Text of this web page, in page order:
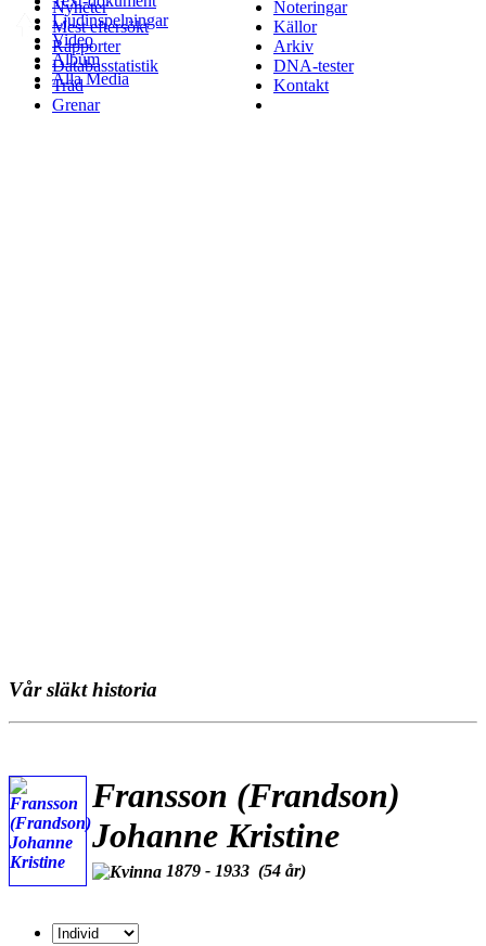
Ljudinspelningar
Video
Album
Alla Media
Nyheter
Mest eftersökt
Rapporter
Databasstatistik
Träd
Grenar
Noteringar
Källor
Arkiv
DNA-tester
Kontakt
Vår släkt historia
Fransson (Frandson)
Johanne Kristine
1879 - 1933 (54 år)